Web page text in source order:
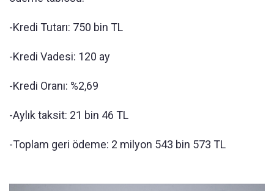
-Kredi Tutarı: 750 bin TL
-Kredi Vadesi: 120 ay
-Kredi Oranı: %2,69
-Aylık taksit: 21 bin 46 TL
-Toplam geri ödeme: 2 milyon 543 bin 573 TL